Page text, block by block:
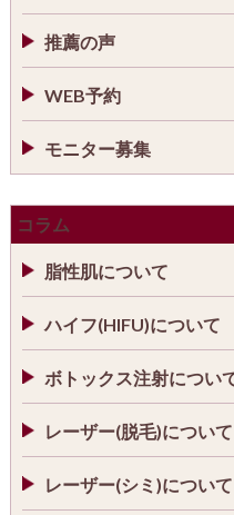
推薦の声
WEB予約
モニター募集
コラム
脂性肌について
ハイフ(HIFU)について
ボトックス注射につい
レーザー(脱毛)について
レーザー(シミ)について